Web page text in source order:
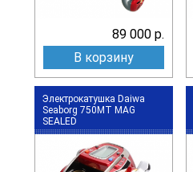
89 000 р.
В корзину
Электрокатушка Daiwa
Seaborg 750MT MAG
SEALED